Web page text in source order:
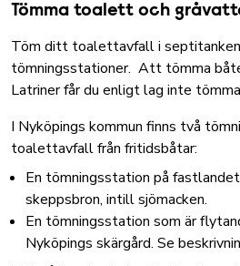
Tömma toalett och
Töm ditt toalettavfall i
tömningsstationer. Att tömma
Latrinerfår du enligt lag inte
I Nyköpings kommun finns två
toalettavfall från fritidsbåtar:
En tömningsstation på
skeppsbron, intill sjömacken.
En tömningsstation som är
Nyköpings skärgård. Se